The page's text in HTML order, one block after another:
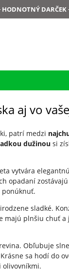
aj vo
patrí medzi
dužinousi
vytvára
opadaní
ponúknuť.
sladké.
plnšiu chuť
Obľubuje
sa hodí do
olivovníkmi.